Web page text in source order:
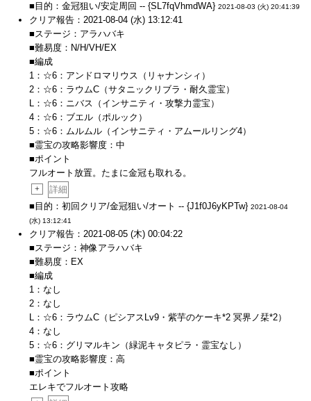
■目的：金冠狙い/安定周回 -- {SL7fqVhmdWA} 2021-08-03 (火) 20:41:39
クリア報告：2021-08-04 (水) 13:12:41
■ステージ：アラハバキ
■難易度：N/H/VH/EX
■編成
1：☆6：アンドロマリウス（リャナンシィ）
2：☆6：ラウムC（サタニックリブラ・耐久霊宝）
L：☆6：ニバス（インサニティ・攻撃力霊宝）
4：☆6：ブエル（ポルック）
5：☆6：ムルムル（インサニティ・アムールリング4）
■霊宝の攻略影響度：中
■ポイント
フルオート放置。たまに金冠も取れる。
+
詳細
■目的：初回クリア/金冠狙い/オート -- {J1f0J6yKPTw} 2021-08-04
(水) 13:12:41
クリア報告：2021-08-05 (木) 00:04:22
■ステージ：神像アラハバキ
■難易度：EX
■編成
1：なし
2：なし
L：☆6：ラウムC（ピシアスLv9・紫芋のケーキ*2 冥界ノ栞*2）
4：なし
5：☆6：グリマルキン（緑泥キャタピラ・霊宝なし）
■霊宝の攻略影響度：高
■ポイント
エレキでフルオート攻略